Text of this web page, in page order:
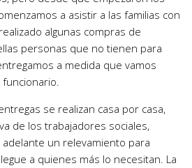
a asistir a las familias con
algunas compras de
personas que no tienen para
a medida que vamos
funcionario.
se realizan casa por casa,
de los trabajadores sociales,
un relevamiento para
a quienes más lo necesitan. La